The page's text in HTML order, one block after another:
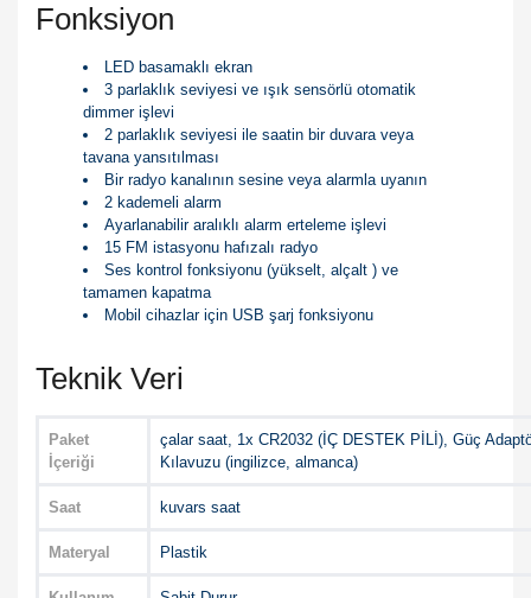
Fonksiyon
LED basamaklı ekran
3 parlaklık seviyesi ve ışık sensörlü otomatik
dimmer işlevi
2 parlaklık seviyesi ile saatin bir duvara veya
tavana yansıtılması
Bir radyo kanalının sesine veya alarmla uyanın
2 kademeli alarm
Ayarlanabilir aralıklı alarm erteleme işlevi
15 FM istasyonu hafızalı radyo
Ses kontrol fonksiyonu (yükselt, alçalt ) ve
tamamen kapatma
Mobil cihazlar için USB şarj fonksiyonu
Teknik Veri
Paket
İçeriği
çalar saat, 1x CR2032 (İÇ DESTEK PİLİ), Güç
Kılavuzu (ingilizce, almanca)
Saat kuvars saat
Materyal Plastik